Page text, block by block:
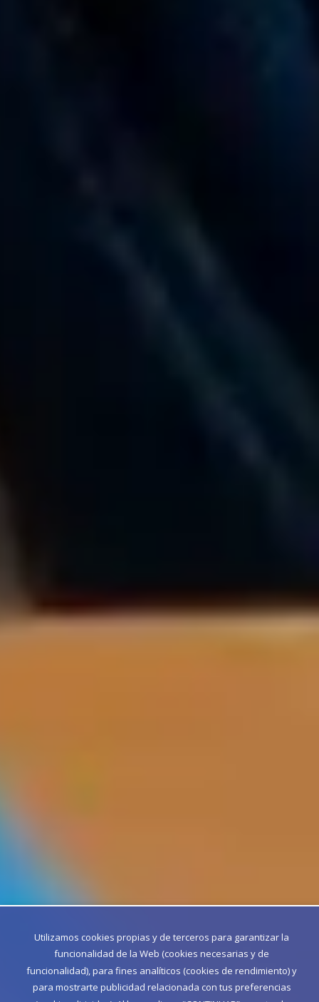
Utilizamos cookies propias y de terceros para garantizar la
funcionalidad de la Web (cookies necesarias y de
funcionalidad), para fines analíticos (cookies de rendimiento) y
para mostrarte publicidad relacionada con tus preferencias